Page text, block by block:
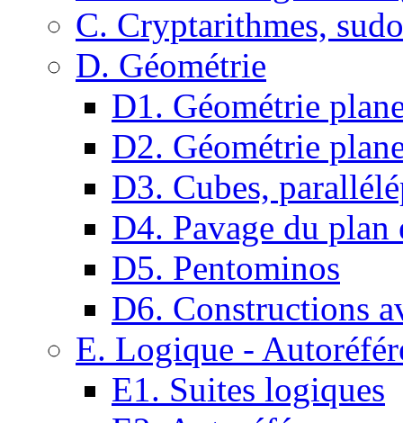
C. Cryptarithmes,
D. Géométrie
D1. Géométrie
D2. Géométrie
D3. Cubes,
D4. Pavage du plan
D5. Pentominos
D6. Constructions
E. Logique -
E1. Suites logiques